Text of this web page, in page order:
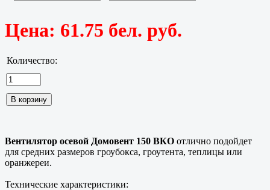
Цена: 61.75 бел. руб.
Количество:
Вентилятор осевой Домовент 150 ВКО отлично подойдет
для средних размеров гроубокса, гроутента, теплицы или
оранжереи.
Технические характеристики: